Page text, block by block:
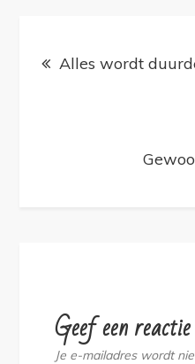
Bericht
navigatie
Alles wordt
Geef een reactie
Je e-mailadres wordt